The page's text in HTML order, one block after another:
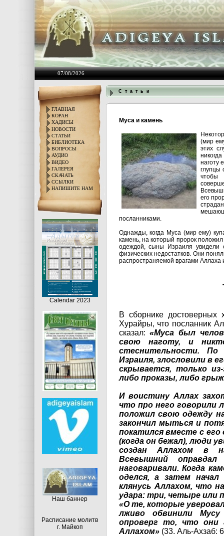
07/08/2026
ГЛАВНАЯ
КОРАН
ХАДИСЫ
НОВОСТИ
СТАТЬИ
БИБЛИОТЕКА
ВОПРОСЫ
АУДИО
ВИДЕО
ГАЛЕРЕЯ
СКАЧАТЬ
ССЫЛКИ
НАПИШИТЕ НАМ
Calendar 2023
Hаш баннер
Расписание молитв
г. Майкоп
С т а т ь и
Муса и камень
(мир
этих
наготу
глупцы
его
посланниками.
Однажды, когда Муса (мир ему)
камень, на который пророк
одеждой, сыны Израиля увидели
физических недостатков. Они
распространяемой врагами Аллаха
В сборнике достоверных
Хурайры, что посланник
сказал:«Муса был
свою наготу, и
стеснительности.
Израиля, злословили в
скрывается, только
либо проказы, либо
И воистину Аллах
что про него говорили
положил свою одежду
закончил мыться и
покатился вместе с его
(когда он бежал), люди
создан Аллахом в
Всевышний
наговаривали. Когда
оделся, а затем
клянусь Аллахом, что
удара: три, четыре или
«О те, которые
лживо обвинили
опроверг то, что они
Аллахом» (33. Аль-Ахзаб: